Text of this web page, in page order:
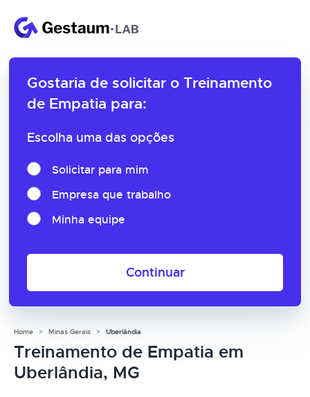
Gostaria de solicitar o Treinamento
de Empatia para:
Escolha uma das opções
Solicitar para mim
Empresa que trabalho
Minha equipe
Continuar
Home Minas Gerais Uberlândia
Treinamento de Empatia em
Uberlândia, MG